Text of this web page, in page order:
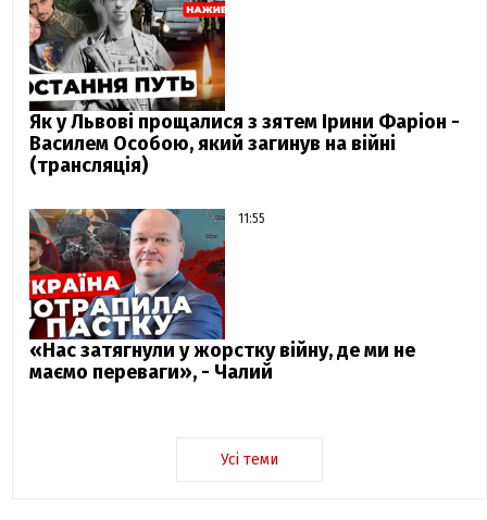
Як у Львові прощалися з зятем Ірини Фаріон -
Василем Особою, який загинув на війні
(трансляція)
11:55
«Нас затягнули у жорстку війну, де ми не
маємо переваги», - Чалий
Усі теми